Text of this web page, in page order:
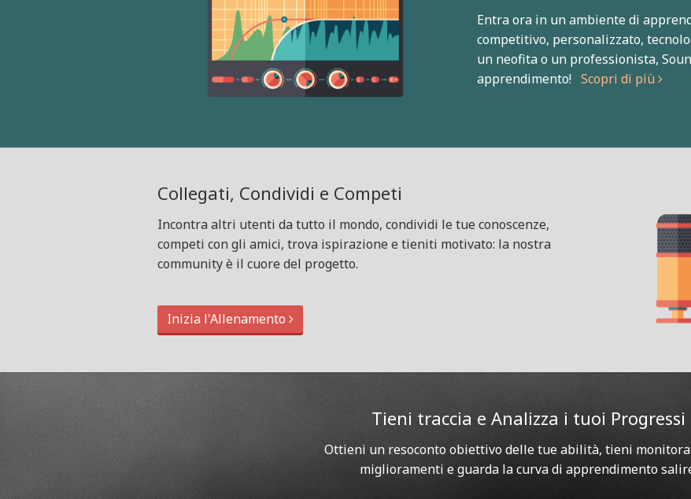
Entra ora in un ambiente di
competitivo, personalizzato,
un neofita o un professionista,
apprendimento! Scopri di più
Collegati, Condividi e Competi
Incontra altri utenti da tutto il mondo, condividi le tue conoscenze,
competi con gli amici, trova ispirazione e tieniti motivato: la nostra
community è il cuore del progetto.
Inizia l'Allenamento
Tieni traccia e Analizza i tuoi Progressi
Ottieni un resoconto obiettivo delle tue abilità, tieni
miglioramenti e guarda la curva di apprendimento